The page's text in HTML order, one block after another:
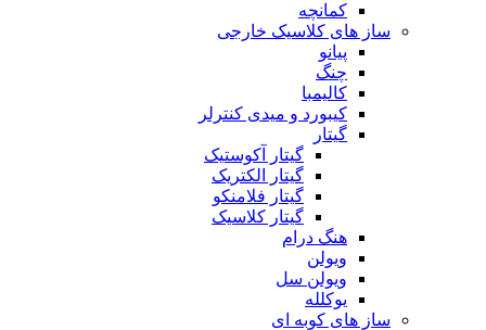
کمانچه
ساز های کلاسیک خارجی
پیانو
چنگ
کالیمبا
کیبورد و میدی کنترلر
گیتار
گیتار آکوستیک
گیتار الکتریک
گیتار فلامنکو
گیتار کلاسیک
هنگ درام
ویولن
ویولن سل
یوکلله
ساز های کوبه ای